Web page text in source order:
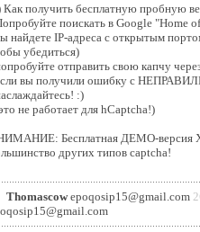
Как получить бесплатную пробную
поискать в Google "Home
найдете IP-адреса с открытым
убедиться)
отправить свою капчу
вы получили ошибку с
:)
не работает для hCaptcha!)
Бесплатная ДЕМО-версия
других типов captcha!
Thomascowepoqosip15@gmail.com